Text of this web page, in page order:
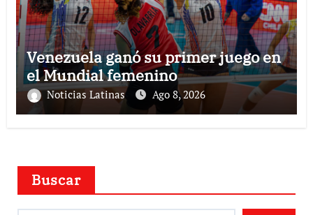
Venezuela ganó su primer juego en
el Mundial femenino
Noticias Latinas Ago 8, 2026
Buscar